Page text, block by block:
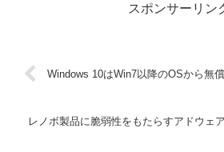
スポンサーリン
Windows 10はWin7以降のOSから無
レノボ製品に脆弱性をもたらすアドウェ